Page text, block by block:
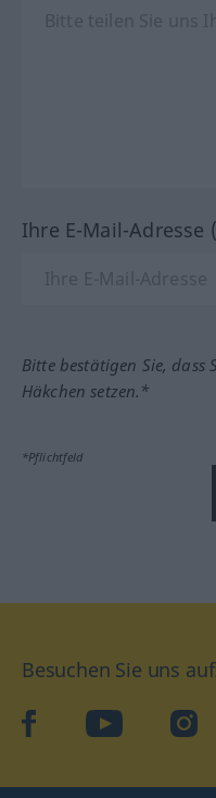
Ihre E-Mail-Adresse
Bitte bestätigen Sie, dass
Häkchen setzen.*
*Pflichtfeld
Besuchen Sie uns
facebookYouTube